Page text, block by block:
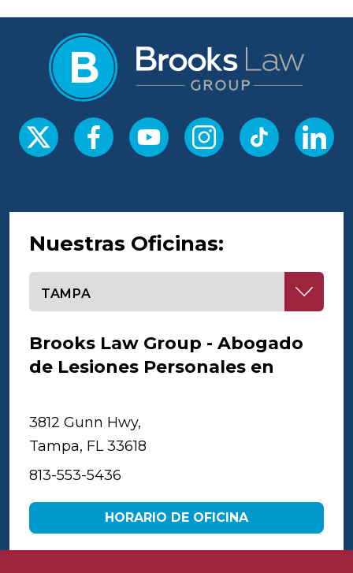
Nuestras Oficinas:
Brooks Law Group - Abogado
de Lesiones Personales en
3812 Gunn Hwy,
Tampa, FL 33618
813-553-5436
HORARIO DE OFICINA